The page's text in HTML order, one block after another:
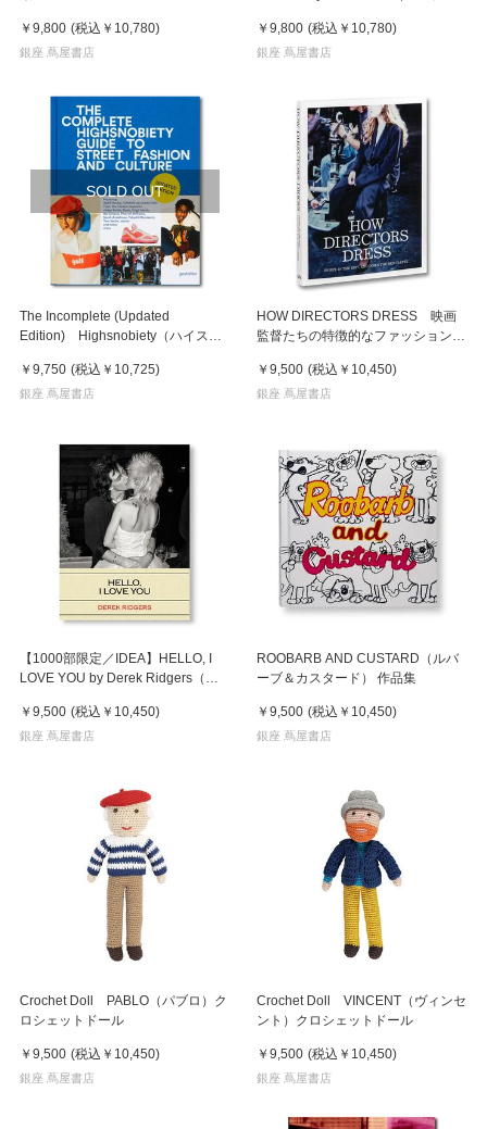
￥9,800 (税込 ￥10,780)
銀座 蔦屋書店
￥9,800 (税込 ￥10,780)
銀座 蔦屋書店
SOLD OUT
The Incomplete (Updated
Edition) Highsnobiety（ハイスノ
￥9,750 (税込 ￥10,725)
銀座 蔦屋書店
HOW DIRECTORS DRESS 映画
監督たちの特徴的なファッションを
￥9,500 (税込 ￥10,450)
銀座 蔦屋書店
【1000部限定／IDEA】HELLO, I
LOVE YOU by Derek Ridgers（デ
￥9,500 (税込 ￥10,450)
銀座 蔦屋書店
ROOBARB AND CUSTARD（ルバ
ーブ＆カスタード） 作品集
￥9,500 (税込 ￥10,450)
銀座 蔦屋書店
Crochet Doll PABLO（パブロ）ク
ロシェットドール
￥9,500 (税込 ￥10,450)
銀座 蔦屋書店
Crochet Doll VINCENT（ヴィンセ
ント）クロシェットドール
￥9,500 (税込 ￥10,450)
銀座 蔦屋書店